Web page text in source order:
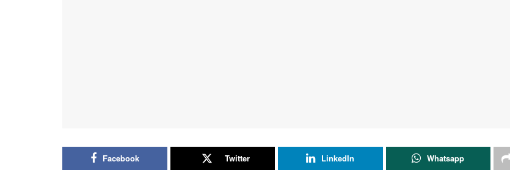
Facebook Twitter LinkedIn Whatsapp